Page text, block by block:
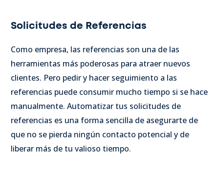
Solicitudes de Referencias
Como empresa, las referencias son una de las
herramientas más poderosas para atraer nuevos
clientes. Pero pedir y hacer seguimiento a las
referencias puede consumir mucho tiempo si se hace
manualmente. Automatizar tus solicitudes de
referencias es una forma sencilla de asegurarte de
que no se pierda ningún contacto potencial y de
liberar más de tu valioso tiempo.